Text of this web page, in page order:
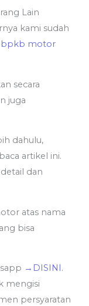
Lain
kami sudah
bpkb motor
secara
juga
dahulu,
artikel ini.
dan
atas nama
bisa
→DISINI.
mengisi
persyaratan